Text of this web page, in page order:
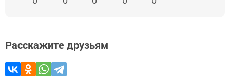
Расскажите друзьям